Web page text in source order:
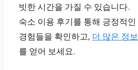
빗한 시간을 가질 수 있습니다.
숙소 이용 후기를 통해 긍정적인
경험들을 확인하고, 더 많은 정보
를 얻어 보세요.